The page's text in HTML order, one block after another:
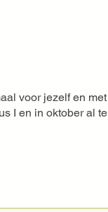
voor jezelf en met
I en in oktober al te